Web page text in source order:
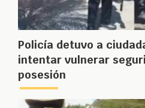
Policía detuvo a
intentar vulnerar
posesión